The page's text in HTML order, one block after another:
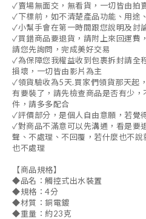
✓賣場無面交，無看貨，一切皆由拍
✓下標前，如不清楚產品功能、用途
✓小幫手會在第一時間跟您說明及討
✓買錯商品要退貨，請附上來回運費
請您先詢問，完成美好交易
✓為保障您我權益收到包裹拆封請全
損壞，一切皆由影片為主
✓領貨驗收為5天.買家們領貨那天起
有要裝了，請先檢查商品是否有少
件，請多多配合
✓評價部分，是個人自由意願，若覺
✓對商品不滿意可以先溝通，看是要
聲、不處理、不回覆，若什麼也不
也不處理
【商品規格】
◆品名：觸控式出水裝置
◆規格：4分
◆材質：銅電鍍
◆重量：約23克